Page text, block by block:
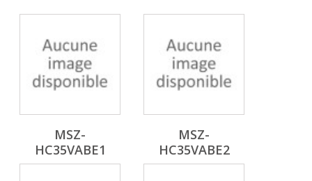
MSZ-
HC35VABE1
MSZ-
HC35VABE2